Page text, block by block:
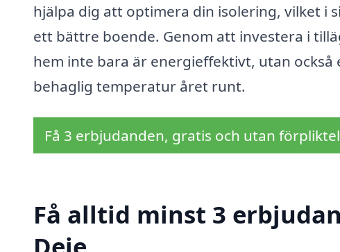
hjälpa dig att optimera din isolering, vilket i
ett bättre boende. Genom att investera i
hem inte bara är energieffektivt, utan
behaglig temperatur året runt.
Få 3 erbjudanden, gratis och utan
Få alltid minst 3